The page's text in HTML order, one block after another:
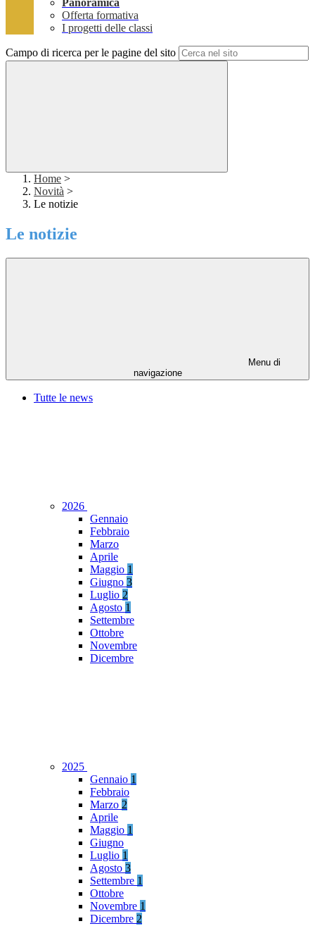
Panoramica
Offerta formativa
I progetti delle classi
Campo di ricerca per le pagine del sito
Home >
Novità >
Le notizie
Le notizie
Menu di
navigazione
Tutte le news
2026
Gennaio
Febbraio
Marzo
Aprile
Maggio 1
Giugno 3
Luglio 2
Agosto 1
Settembre
Ottobre
Novembre
Dicembre
2025
Gennaio 1
Febbraio
Marzo 2
Aprile
Maggio 1
Giugno
Luglio 1
Agosto 3
Settembre 1
Ottobre
Novembre 1
Dicembre 2